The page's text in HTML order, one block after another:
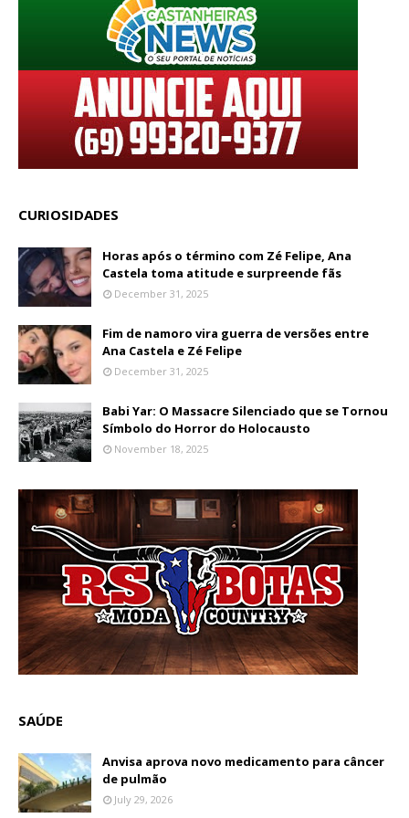
CURIOSIDADES
Horas após o término com Zé Felipe, Ana
Castela toma atitude e surpreende fãs
December 31, 2025
Fim de namoro vira guerra de versões entre
Ana Castela e Zé Felipe
December 31, 2025
Babi Yar: O Massacre Silenciado que se Tornou
Símbolo do Horror do Holocausto
November 18, 2025
SAÚDE
Anvisa aprova novo medicamento para câncer
de pulmão
July 29, 2026